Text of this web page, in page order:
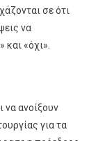
σε ότι
να
και «όχι».
να ανοίξουν
για τα